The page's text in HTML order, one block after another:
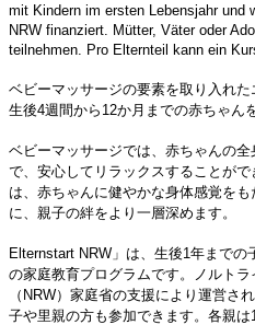
mit Kindern im ersten Lebensjahr und
NRW finanziert. Mütter, Väter oder
teilnehmen. Pro Elternteil kann ein
ベビーマッサージの要素を取り入れ
生後4週間から12か月までの赤ちゃん
ベビーマッサージでは、赤ちゃんの
で、安心してリラックスすることが
は、赤ちゃんに健やかな身体感覚を
に、親子の絆をより一層深めます。
Elternstart NRW」は、生後1年まで
の家庭教育プログラムです。ノルト
（NRW）家庭省の支援により運営さ
子や里親の方も参加できます。各親